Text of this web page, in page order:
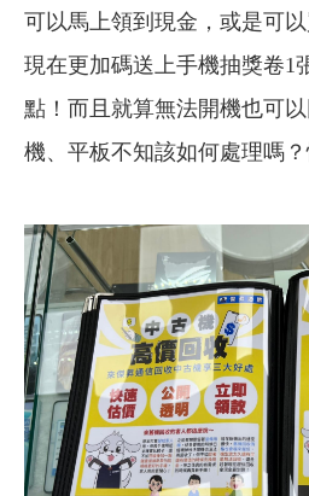
可以馬上領到現金，或是可
現在更加碼送上手機抽獎卷1
點！而且就算無法開機也可
機、平板不知該如何處理嗎